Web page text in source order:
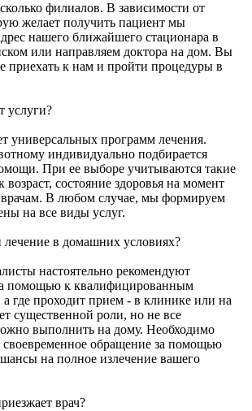
филиалов. В зависимости от
желает получить пациент мы
нашего ближайшего стационара в
или направляем доктора на дом. Вы
приехать к нам и пройти процедуры в
услуги?
универсальных программ лечения.
индивидуально подбирается
При ее выборе учитываются такие
возраст, состояние здоровья на момент
В любом случае, мы формируем
на все виды услуг.
в домашних условиях?
настоятельно рекомендуют
помощью к квалифицированным
а где проходит прием - в клинике или на
существенной роли, но не все
выполнить на дому. Необходимо
своевременное обращение за помощью
на полное излечение вашего
врач?